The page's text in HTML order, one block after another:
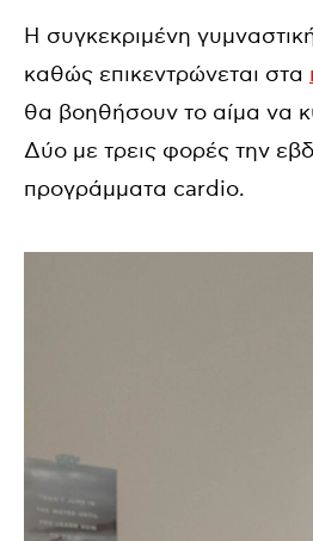
Η συγκεκριμένη
καθώς επικεντρώνεται στα
θα βοηθήσουν το αίμα να
Δύο με τρεις φορές την
προγράμματα cardio.